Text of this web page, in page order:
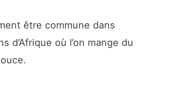
être commune dans
d’Afrique où l’on mange du